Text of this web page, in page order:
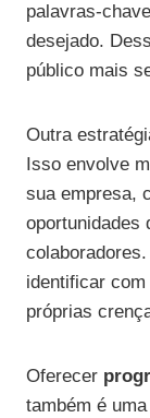
palavras-
desejado.
público mais
Outra
Isso envolve
sua empresa,
oportunidades
identificar
próprias
Oferecer
também é